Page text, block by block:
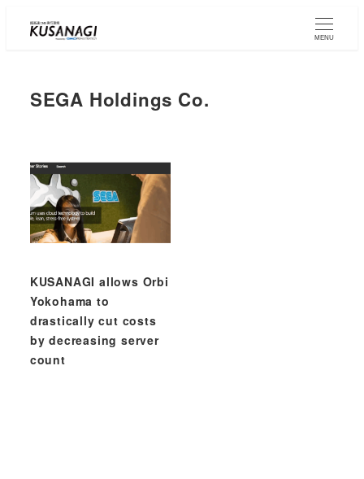
Skip
MENU
SEGA Holdings Co.
KUSANAGI allows Orbi
Yokohama to
drastically cut costs
by decreasing server
count